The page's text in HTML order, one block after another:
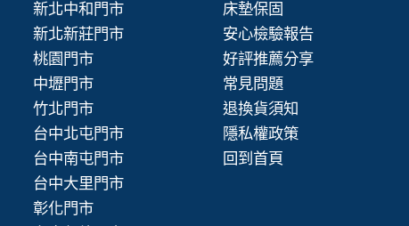
新北中和門市
新北新莊門市
桃園門市
中壢門市
竹北門市
台中北屯門市
台中南屯門市
台中大里門市
彰化門市
床墊保固
安心檢驗報告
好評推薦分享
常見問題
退換貨須知
隱私權政策
回到首頁